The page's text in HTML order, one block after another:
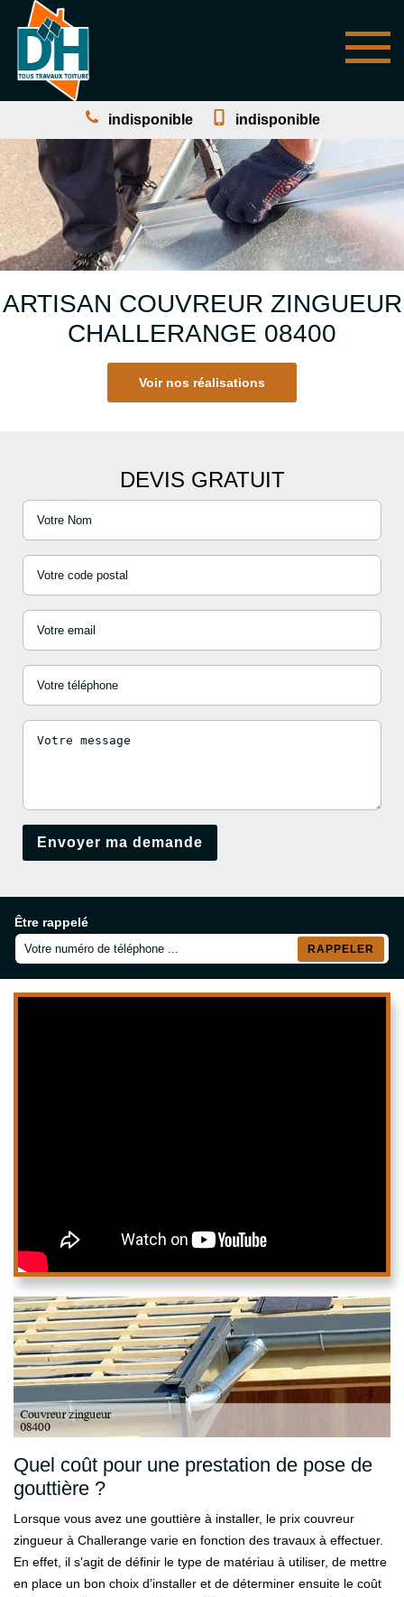
indisponible indisponible
ARTISAN COUVREUR ZINGUEUR
CHALLERANGE 08400
Voir nos réalisations
DEVIS GRATUIT
Être rappelé
Quel coût pour une prestation de pose de
gouttière ?
Lorsque vous avez une gouttière à installer, le prix couvreur
zingueur à Challerange varie en fonction des travaux à effectuer.
En effet, il s’agit de définir le type de matériau à utiliser, de mettre
en place un bon choix d’installer et de déterminer ensuite le coût